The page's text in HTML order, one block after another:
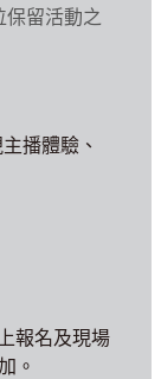
保留活動之
播體驗、
報名及現場
。